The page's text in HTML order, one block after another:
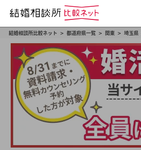
結婚相談所比較ネット > 都道府県一覧 > 関東 > 埼玉県